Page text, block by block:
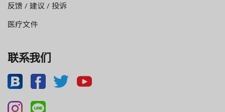
反馈 / 建议 / 投诉
医疗文件
联系我们